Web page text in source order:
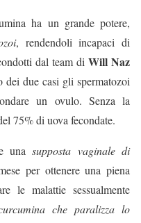
ha un grande potere,
, rendendoli incapaci di
dal team di Will Naz
due casi gli spermatozoi
un ovulo. Senza la
75% di uova fecondate.
unasupposta vaginale di
per ottenere una piena
le malattie sessualmente
che paralizza lo